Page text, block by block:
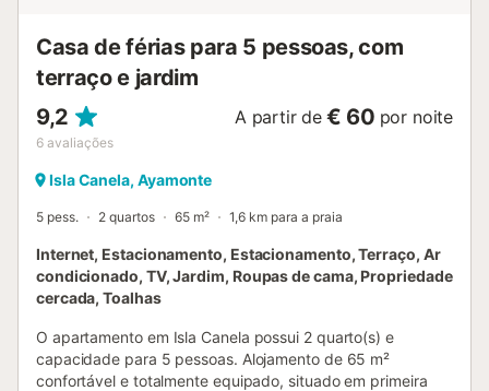
Casa de férias para 5 pessoas, com
terraço e jardim
9,2
6 avaliações
A partir de € 60 por noite
Isla Canela, Ayamonte
5 pess. 2 quartos 65 m² 1,6 km para a praia
Internet, Estacionamento, Estacionamento, Terraço, Ar
condicionado, TV, Jardim, Roupas de cama, Propriedade
cercada, Toalhas
O apartamento em Isla Canela possui 2 quarto(s) e
capacidade para 5 pessoas. Alojamento de 65 m²
confortável e totalmente equipado, situado em primeira